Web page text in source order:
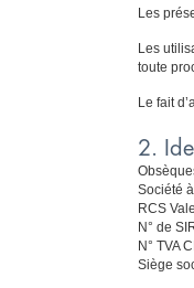
Les
Les
toute
Le fait
2.
Société
RCS
N° de
N° TVA
Siège